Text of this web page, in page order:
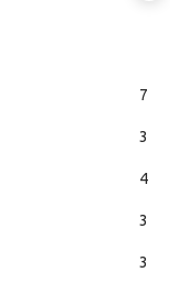
7
3
4
3
3